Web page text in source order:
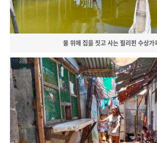
물 위에 집을 짓고 사는 필리핀 수상가